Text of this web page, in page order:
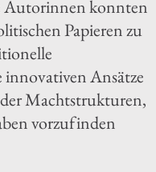
Autorinnen konnten
Papieren zu
Ansätze
Machtstrukturen,
vorzufinden